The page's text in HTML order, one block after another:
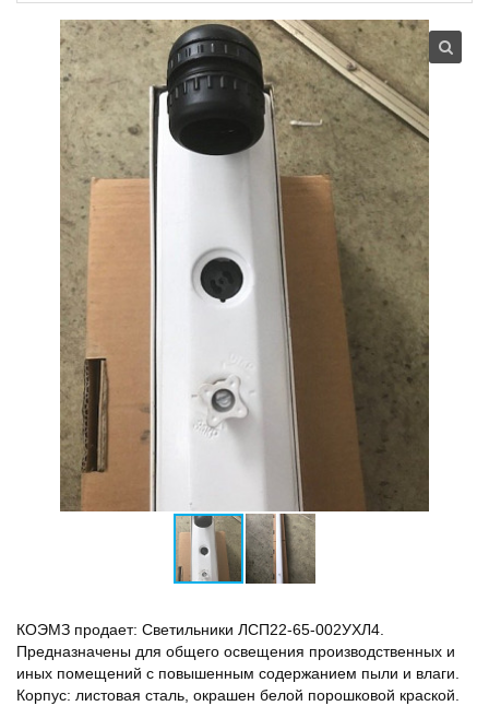
КОЭМЗ продает: Светильники ЛСП22-65-002УХЛ4.
Предназначены для общего освещения производственных и
иных помещений с повышенным содержанием пыли и влаги.
Корпус: листовая сталь, окрашен белой порошковой краской.